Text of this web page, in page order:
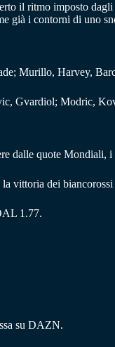
il ritmo imposto
già i contorni di uno
Murillo, Harvey,
Gvardiol; Modric,
dalle quote
vittoria dei biancorossi
1.77.
su DAZN.